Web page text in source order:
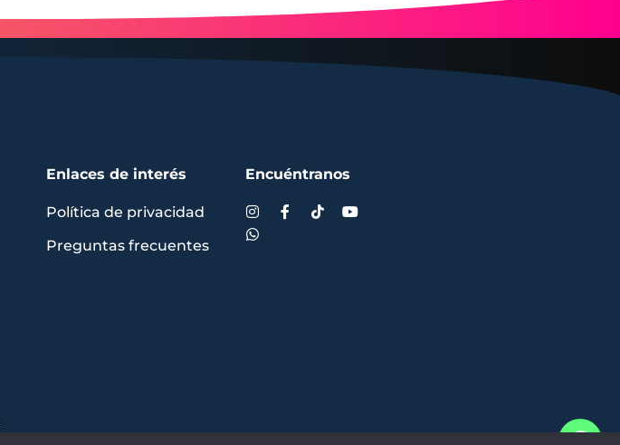
Enlaces de interés
Política de privacidad
Preguntas frecuentes
Encuéntranos